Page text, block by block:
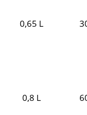
0,65 L
0,8 L